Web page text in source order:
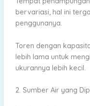
bervariasi, hal ini
penggunanya.
Toren dengan
lebih lama untuk
ukurannya lebih kecil.
2. Sumber Air yang